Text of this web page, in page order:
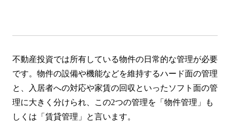
不動産投資では所有している物件の日常的な管理が必要
です。物件の設備や機能などを維持するハード面の管理
と、入居者への対応や家賃の回収といったソフト面の管
理に大きく分けられ、この2つの管理を「物件管理」も
しくは「賃貸管理」と言います。